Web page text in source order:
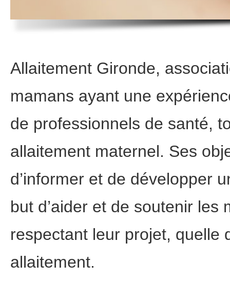
Allaitement Gironde,
mamans ayant une
de professionnels de santé,
allaitement maternel. Ses
d’informer et de développer
but d’aider et de soutenir
respectant leur projet, quelle
allaitement.